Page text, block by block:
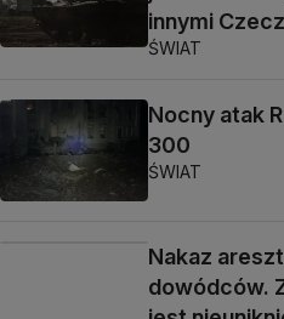
innymi
ŚWIAT
Nocny atak
300
ŚWIAT
Nakaz
dowódców.